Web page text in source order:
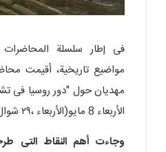
فی إطار سلسلة المحاضرات
مواضیع تاریخیة، أقیمت
مهدیان حول "دور روسیا فی
الأربعاء 8 مایو(الأربعاء ،۲۹ شوال۱۴۴۵).
وجاءت أهم النقاط التی